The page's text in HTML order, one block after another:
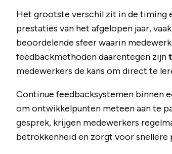
Het grootste verschil zit in de timing
prestaties van het afgelopen jaar,
beoordelende sfeer waarin
feedbackmethoden daarentegen zijn
medewerkers de kans om direct te
Continue feedbacksystemen binnen
om ontwikkelpunten meteen aan te
gesprek, krijgen medewerkers
betrokkenheid en zorgt voor